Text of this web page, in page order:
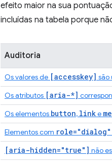
efeito maior na sua
incluídas na tabela porque
Auditoria
Os valores de [accesskey] são
Os atributos [aria-*]
Os elementos button, linke
Elementos com role="dialog"
[aria-hidden="true"] não